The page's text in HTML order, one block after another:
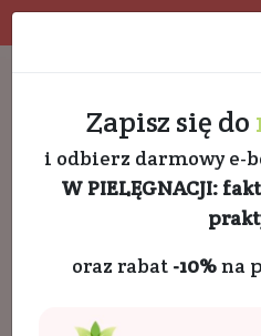
Zapisz się do
i odbierz darmowy e-
W PIELĘGNACJI:
oraz rabat -10%na